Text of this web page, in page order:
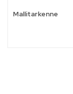
Mallitarkenne